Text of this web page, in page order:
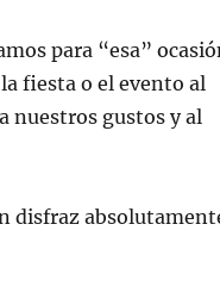
para “esa”
fiesta o el evento al
nuestros gustos y al
disfraz